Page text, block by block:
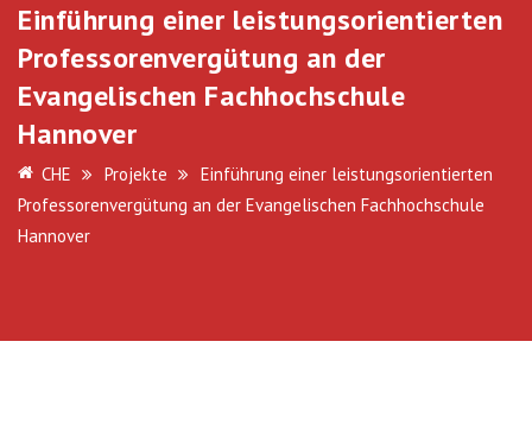
Einführung einer leistungsorientierten
Professorenvergütung an der
Evangelischen Fachhochschule
Hannover
CHE Projekte
Einführung einer leistungsorientierten
Professorenvergütung an der Evangelischen Fachhochschule
Hannover